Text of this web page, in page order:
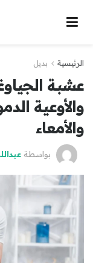
الرئيسية بديل
عشبة
والأوعية
والأمعاء
بواسطة